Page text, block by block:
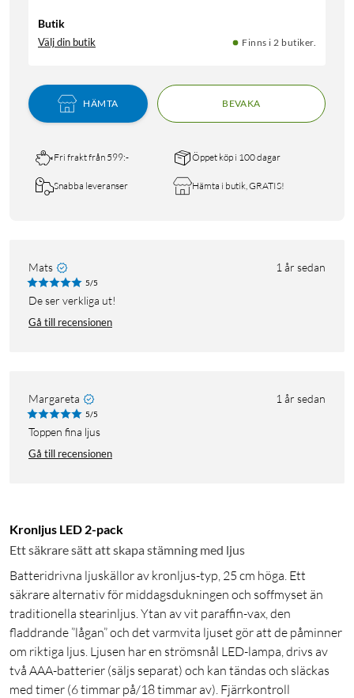
Butik
Välj din butik Finns i 2 butiker.
HÄMTA BEVAKA
Fri frakt från 599:- Öppet köp i 100 dagar
Snabba leveranser Hämta i butik, GRATIS!
Mats 1 år sedan
5/5
De ser verkliga ut!
Gå till recensionen
Margareta 1 år sedan
5/5
Toppen fina ljus
Gå till recensionen
Kronljus LED 2-pack
Ett säkrare sätt att skapa stämning med ljus
Batteridrivna ljuskällor av kronljus-typ, 25 cm höga. Ett
säkrare alternativ för middagsdukningen och soffmyset än
traditionella stearinljus. Ytan av vit paraffin-vax, den
fladdrande ”lågan” och det varmvita ljuset gör att de påminner
om riktiga ljus. Ljusen har en strömsnål LED-lampa, drivs av
två AAA-batterier (säljs separat) och kan tändas och släckas
med timer (6 timmar på/18 timmar av). Fjärrkontroll